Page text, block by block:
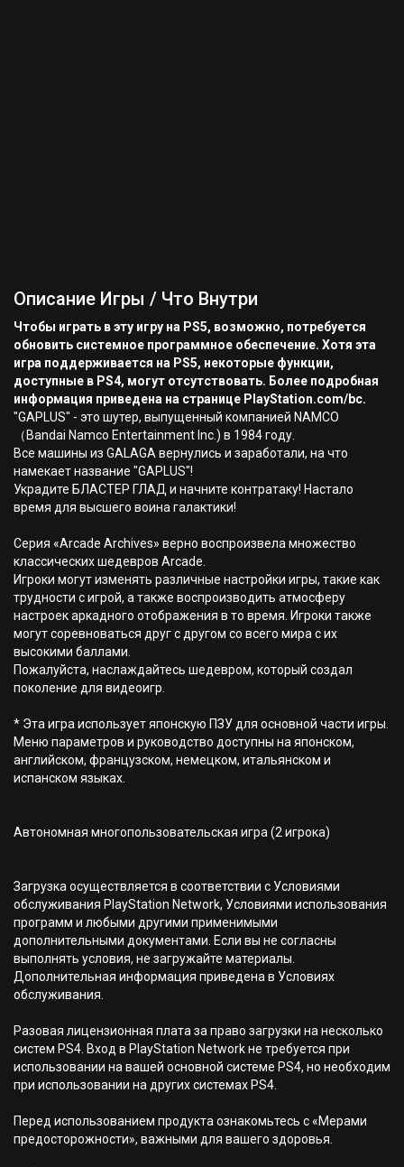
Описание Игры / Что Внутри
Чтобы играть в эту игру на PS5, возможно, потребуется
обновить системное программное обеспечение. Хотя эта
игра поддерживается на PS5, некоторые функции,
доступные в PS4, могут отсутствовать. Более подробная
информация приведена на странице PlayStation.com/bc.
"GAPLUS" - это шутер, выпущенный компанией NAMCO
（Bandai Namco Entertainment Inc.) в 1984 году.
Все машины из GALAGA вернулись и заработали, на что
намекает название "GAPLUS"!
Украдите БЛАСТЕР ГЛАД и начните контратаку! Настало
время для высшего воина галактики!
Серия «Arcade Archives» верно воспроизвела множество
классических шедевров Arcade.
Игроки могут изменять различные настройки игры, такие как
трудности с игрой, а также воспроизводить атмосферу
настроек аркадного отображения в то время. Игроки также
могут соревноваться друг с другом со всего мира с их
высокими баллами.
Пожалуйста, наслаждайтесь шедевром, который создал
поколение для видеоигр.
* Эта игра использует японскую ПЗУ для основной части игры.
Меню параметров и руководство доступны на японском,
английском, французском, немецком, итальянском и
испанском языках.
Автономная многопользовательская игра (2 игрока)
Загрузка осуществляется в соответствии с Условиями
обслуживания PlayStation Network, Условиями использования
программ и любыми другими применимыми
дополнительными документами. Если вы не согласны
выполнять условия, не загружайте материалы.
Дополнительная информация приведена в Условиях
обслуживания.
Разовая лицензионная плата за право загрузки на несколько
систем PS4. Вход в PlayStation Network не требуется при
использовании на вашей основной системе PS4, но необходим
при использовании на других системах PS4.
Перед использованием продукта ознакомьтесь с «Мерами
предосторожности», важными для вашего здоровья.